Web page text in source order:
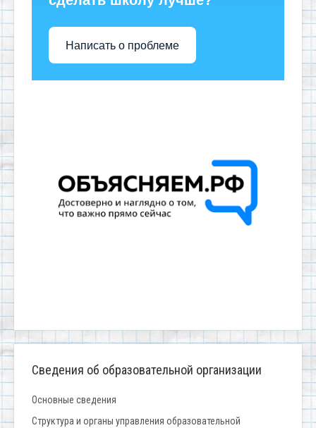
Написать о проблеме
Сведения об образовательной организации
Основные сведения
Структура и органы управления образовательной